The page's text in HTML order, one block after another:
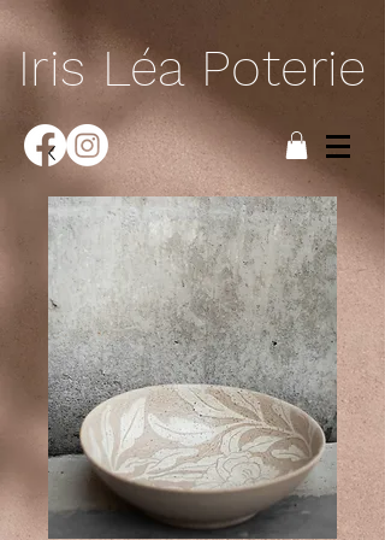
Iris Léa Poterie